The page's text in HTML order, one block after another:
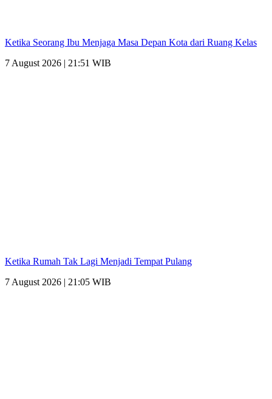
Ketika Seorang Ibu Menjaga Masa Depan Kota dari Ruang Kelas
7 August 2026 | 21:51 WIB
Ketika Rumah Tak Lagi Menjadi Tempat Pulang
7 August 2026 | 21:05 WIB